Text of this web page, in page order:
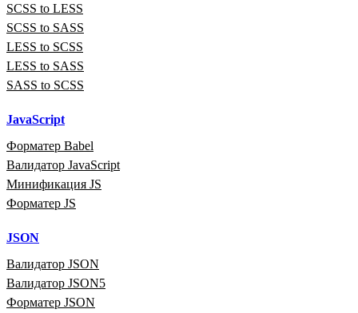
SCSS to LESS
SCSS to SASS
LESS to SCSS
LESS to SASS
SASS to SCSS
JavaScript
Форматер Babel
Валидатор JavaScript
Минификация JS
Форматер JS
JSON
Валидатор JSON
Валидатор JSON5
Форматер JSON